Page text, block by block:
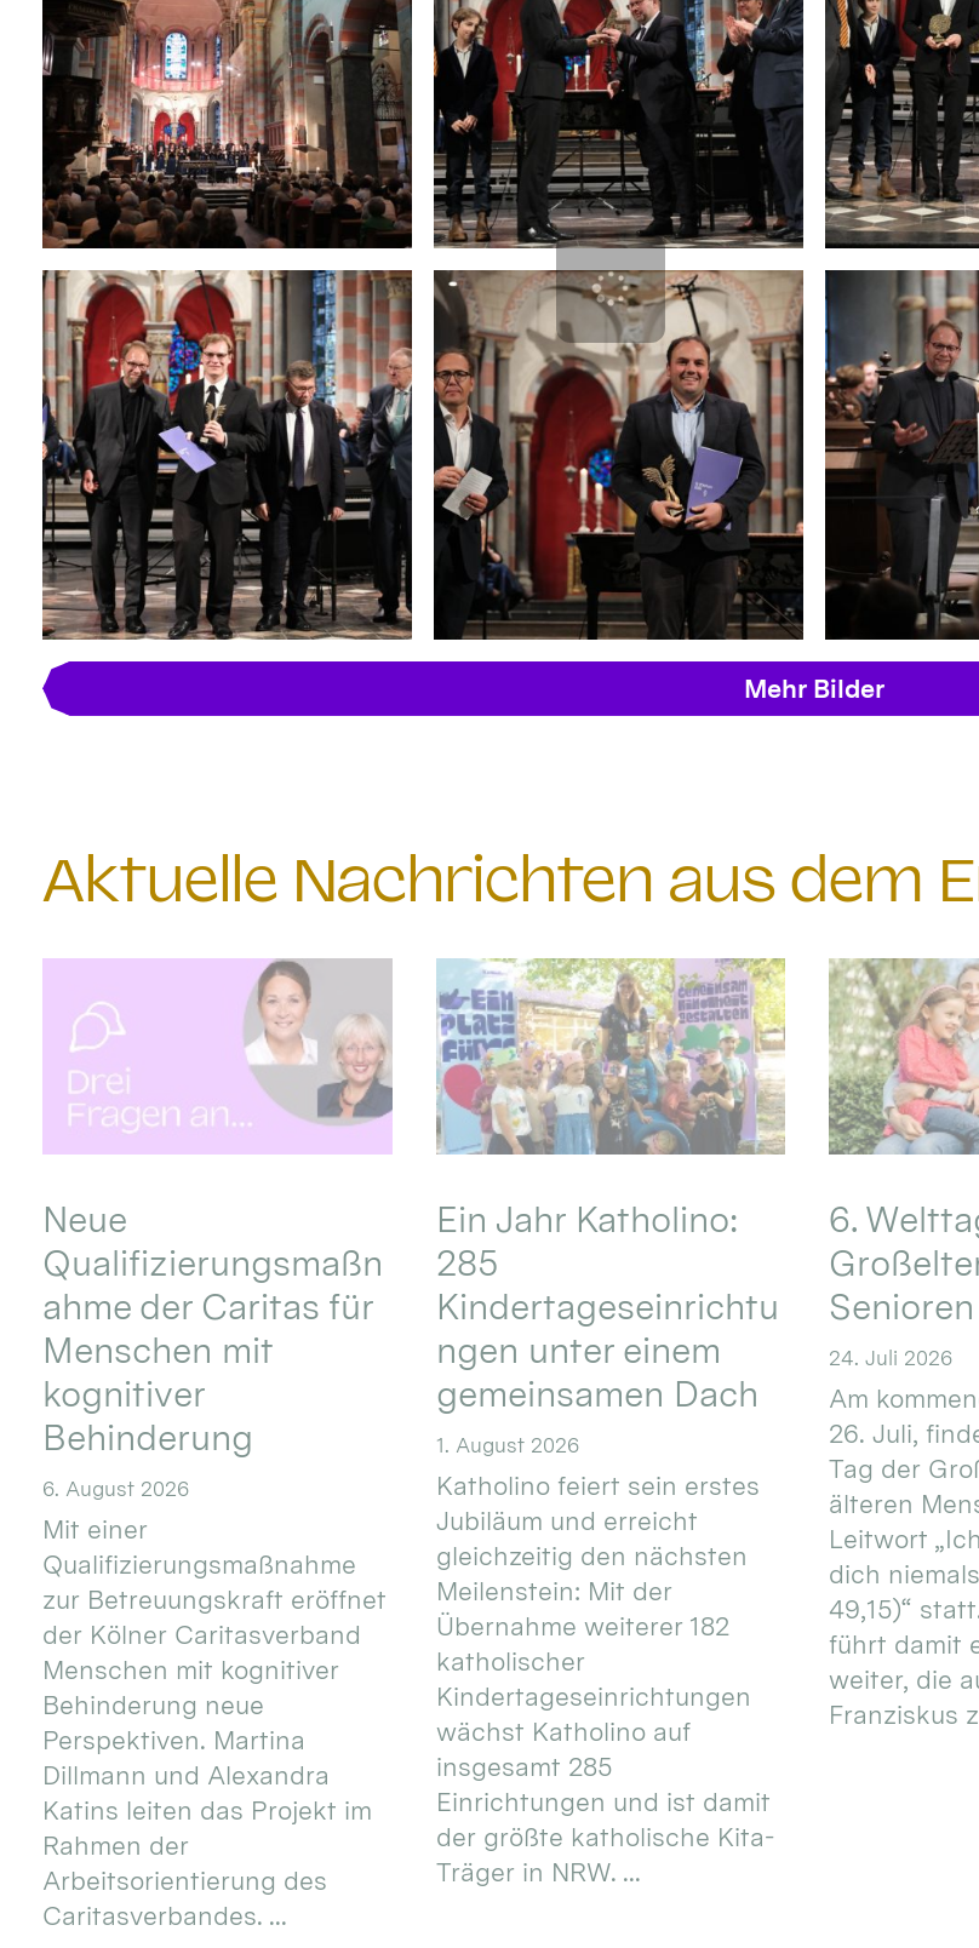
Mehr Bilder
Aktuelle Nachrichten aus dem
Neue
Qualifizierungsmaßn
ahme der Caritas für
Menschen mit
kognitiver
Behinderung
6. August 2026
Mit einer
Qualifizierungsmaßnahme
zur Betreuungskraft eröffnet
der Kölner Caritasverband
Menschen mit kognitiver
Behinderung neue
Perspektiven. Martina
Dillmann und Alexandra
Katins leiten das Projekt im
Rahmen der
Arbeitsorientierung des
Caritasverbandes. ...
Ein Jahr Katholino:
285
Kindertageseinrichtu
ngen unter einem
gemeinsamen Dach
1. August 2026
Katholino feiert sein erstes
Jubiläum und erreicht
gleichzeitig den nächsten
Meilenstein: Mit der
Übernahme weiterer 182
katholischer
Kindertageseinrichtungen
wächst Katholino auf
insgesamt 285
Einrichtungen und ist damit
der größte katholische Kita-
Träger in NRW. ...
6.
Senioren
24. Juli 2026
Am
26. Juli,
Tag der
älteren
Leitwort
dich
49,15)“
führt damit
weiter, die
Franziskus